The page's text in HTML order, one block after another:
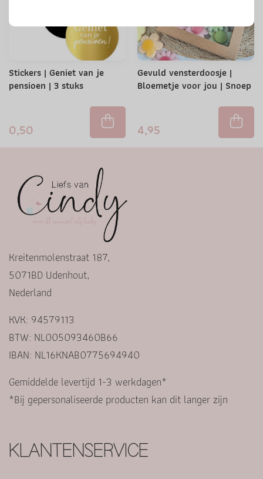
Stickers | Geniet van je
pensioen | 3 stuks
0,50
Gevuld vensterdoosje |
Bloemetje voor jou | Snoep
4,95
Kreitenmolenstraat 187,
5071BD Udenhout,
Nederland
KVK: 94579113
BTW: NL005093460B66
IBAN: NL16KNAB0775694940
Gemiddelde levertijd 1-3 werkdagen*
*Bij gepersonaliseerde producten kan dit langer zijn
KLANTENSERVICE